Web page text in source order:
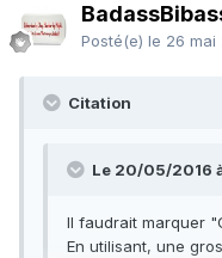
Posté(e) le 26 mai
Citation
Le 20/05/2016
Il faudrait marquer
En utilisant, une